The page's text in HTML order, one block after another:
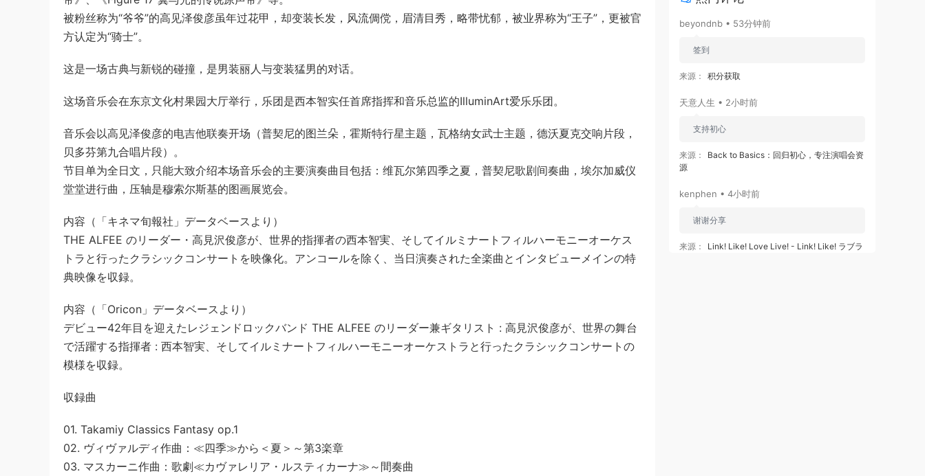
被粉丝称为“爷爷”的高见泽俊彦虽年过花甲，却变装长发，风流倜傥，眉清目秀，略带忧郁，被业界称为“王子”，更被官
方认定为“骑士”。
这是一场古典与新锐的碰撞，是男装丽人与变装猛男的对话。
这场音乐会在东京文化村果园大厅举行，乐团是西本智实任首席指挥和音乐总监的IlluminArt爱乐乐团。
音乐会以高见泽俊彦的电吉他联奏开场（普契尼的图兰朵，霍斯特行星主题，瓦格纳女武士主题，德沃夏克交响片段，
贝多芬第九合唱片段）。
节目单为全日文，只能大致介绍本场音乐会的主要演奏曲目包括：维瓦尔第四季之夏，普契尼歌剧间奏曲，埃尔加威仪
堂堂进行曲，压轴是穆索尔斯基的图画展览会。
内容（「キネマ旬報社」データベースより）
THE ALFEE のリーダー・高見沢俊彦が、世界的指揮者の西本智実、そしてイルミナートフィルハーモニーオーケス
トラと行ったクラシックコンサートを映像化。アンコールを除く、当日演奏された全楽曲とインタビューメインの特
典映像を収録。
内容（「Oricon」データベースより）
デビュー42年目を迎えたレジェンドロックバンド THE ALFEE のリーダー兼ギタリスト : 高見沢俊彦が、世界の舞台
で活躍する指揮者 : 西本智実、そしてイルミナートフィルハーモニーオーケストラと行ったクラシックコンサートの
模様を収録。
収録曲
01. Takamiy Classics Fantasy op.1
02. ヴィヴァルディ作曲：≪四季≫から＜夏＞～第3楽章
03. マスカーニ作曲：歌劇≪カヴァレリア・ルスティカーナ≫～間奏曲
beyondnb • 53分钟前
签到
来源： 积分获取
天意人生 • 2小时前
支持初心
来源：
Back to Basics：回归初心，专注演唱会资
源
kenphen • 4小时前
谢谢分享
来源：
Link! Like! Love Live! - Link! Like! ラブラ